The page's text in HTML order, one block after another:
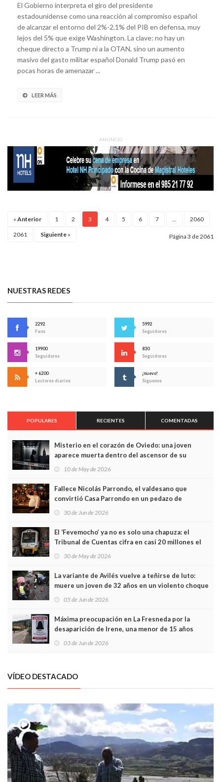
El Gobierno interpreta el giro del presidente
estadounidense como una reacción al compromiso español
de alcanzar el entorno del 2%-2,1% del PIB en defensa, muy
lejos del 5% que exige Washington. La clave: no hay un
cheque directo a Trump ni a la OTAN, sino un aumento
masivo del gasto militar español Donald Trump pasó en
pocas horas de amenazar ...
LEER MÁS
ANUNCIO
« Anterior 1 2 3 4 5 6 7 2060
2061 Siguiente » Página 3 de 2061
NUESTRAS REDES
2292
Fans
5992
Seguidores
19900
Seguidores
830
Seguidores
+ 6200
Lectores diarios
¡nuevo!
Síguenos
POPULARES RECIENTES COMENTADAS
Misterio en el corazón de Oviedo: una joven
aparece muerta dentro del ascensor de su
10 de May de 2026
Fallece Nicolás Parrondo, el valdesano que
convirtió Casa Parrondo en un pedazo de
30 de Jun de 2026
El ‘Fevemocho’ ya no es solo una chapuza: el
Tribunal de Cuentas cifra en casi 20 millones el
30 de May de 2026
La variante de Avilés vuelve a teñirse de luto:
muere un joven de 32 años en un violento choque
05 de Jun de 2026
Máxima preocupación en La Fresneda por la
desaparición de Irene, una menor de 15 años
03 de Jun de 2026
VÍDEO DESTACADO